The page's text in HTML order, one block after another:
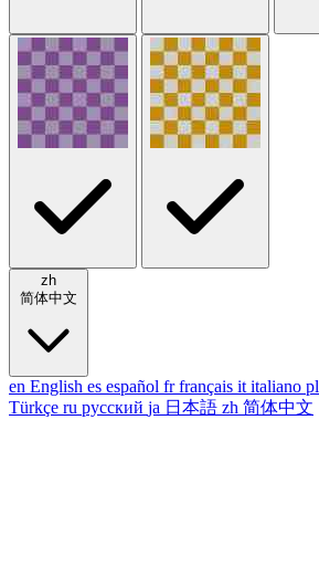
zh
简体中文
en English es español fr français it italiano pl
Türkçe ru русский ja 日本語 zh 简体中文